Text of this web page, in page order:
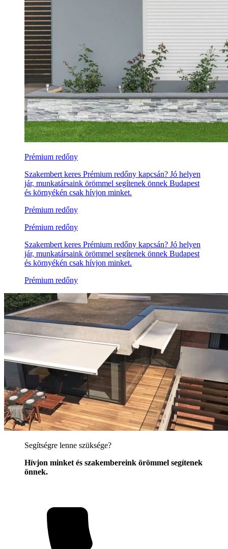
Prémium redőny
Szakembert keres Prémium redőny kapcsán? Jó helyen
jár, munkatársaink örömmel segítenek önnek Budapest
és környékén csak hívjon minket.
Prémium redőny
Prémium redőny
Szakembert keres Prémium redőny kapcsán? Jó helyen
jár, munkatársaink örömmel segítenek önnek Budapest
és környékén csak hívjon minket.
Prémium redőny
Segítségre lenne szüksége?
Hívjon minket és szakembereink örömmel segítenek
önnek.